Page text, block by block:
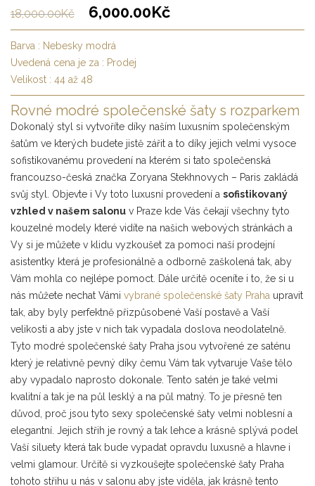
18,000.00Kč 6,000.00Kč
Barva : Nebesky modrá
Uvedená cena je za : Prodej
Velikost : 44 až 48
Rovné modré společenské šaty s rozparkem
Dokonalý styl si vytvoříte díky naším luxusním společenským
šatům ve kterých budete jistě zářit a to díky jejich velmi vysoce
sofistikovanému provedení na kterém si tato společenská
francouzso-česká značka Zoryana Stekhnovych – Paris zakládá
svůj styl. Objevte i Vy toto luxusní provedení a sofistikovaný
vzhled v našem salonu v Praze kde Vás čekají všechny tyto
kouzelné modely které vidíte na našich webových stránkách a
Vy si je můžete v klidu vyzkoušet za pomoci naší prodejní
asistentky která je profesionálně a odborně zaškolená tak, aby
Vám mohla co nejlépe pomoct. Dále určitě oceníte i to, že si u
nás můžete nechat Vámi vybrané společenské šaty Praha upravit
tak, aby byly perfektně přizpůsobené Vaší postavě a Vaší
velikosti a aby jste v nich tak vypadala doslova neodolatelně.
Tyto modré společenské šaty Praha jsou vytvořené ze saténu
který je relativně pevný díky čemu Vám tak vytvaruje Vaše tělo
aby vypadalo naprosto dokonale. Tento satén je také velmi
kvalitní a tak je na půl lesklý a na půl matný. To je přesně ten
důvod, proč jsou tyto sexy společenské šaty velmi noblesní a
elegantní. Jejich střih je rovný a tak lehce a krásně splývá podel
Vaší siluety která tak bude vypadat opravdu luxusně a hlavne i
velmi glamour. Určitě si vyzkoušejte společenské šaty Praha
tohoto střihu u nás v salonu aby jste viděla, jak krásně tento